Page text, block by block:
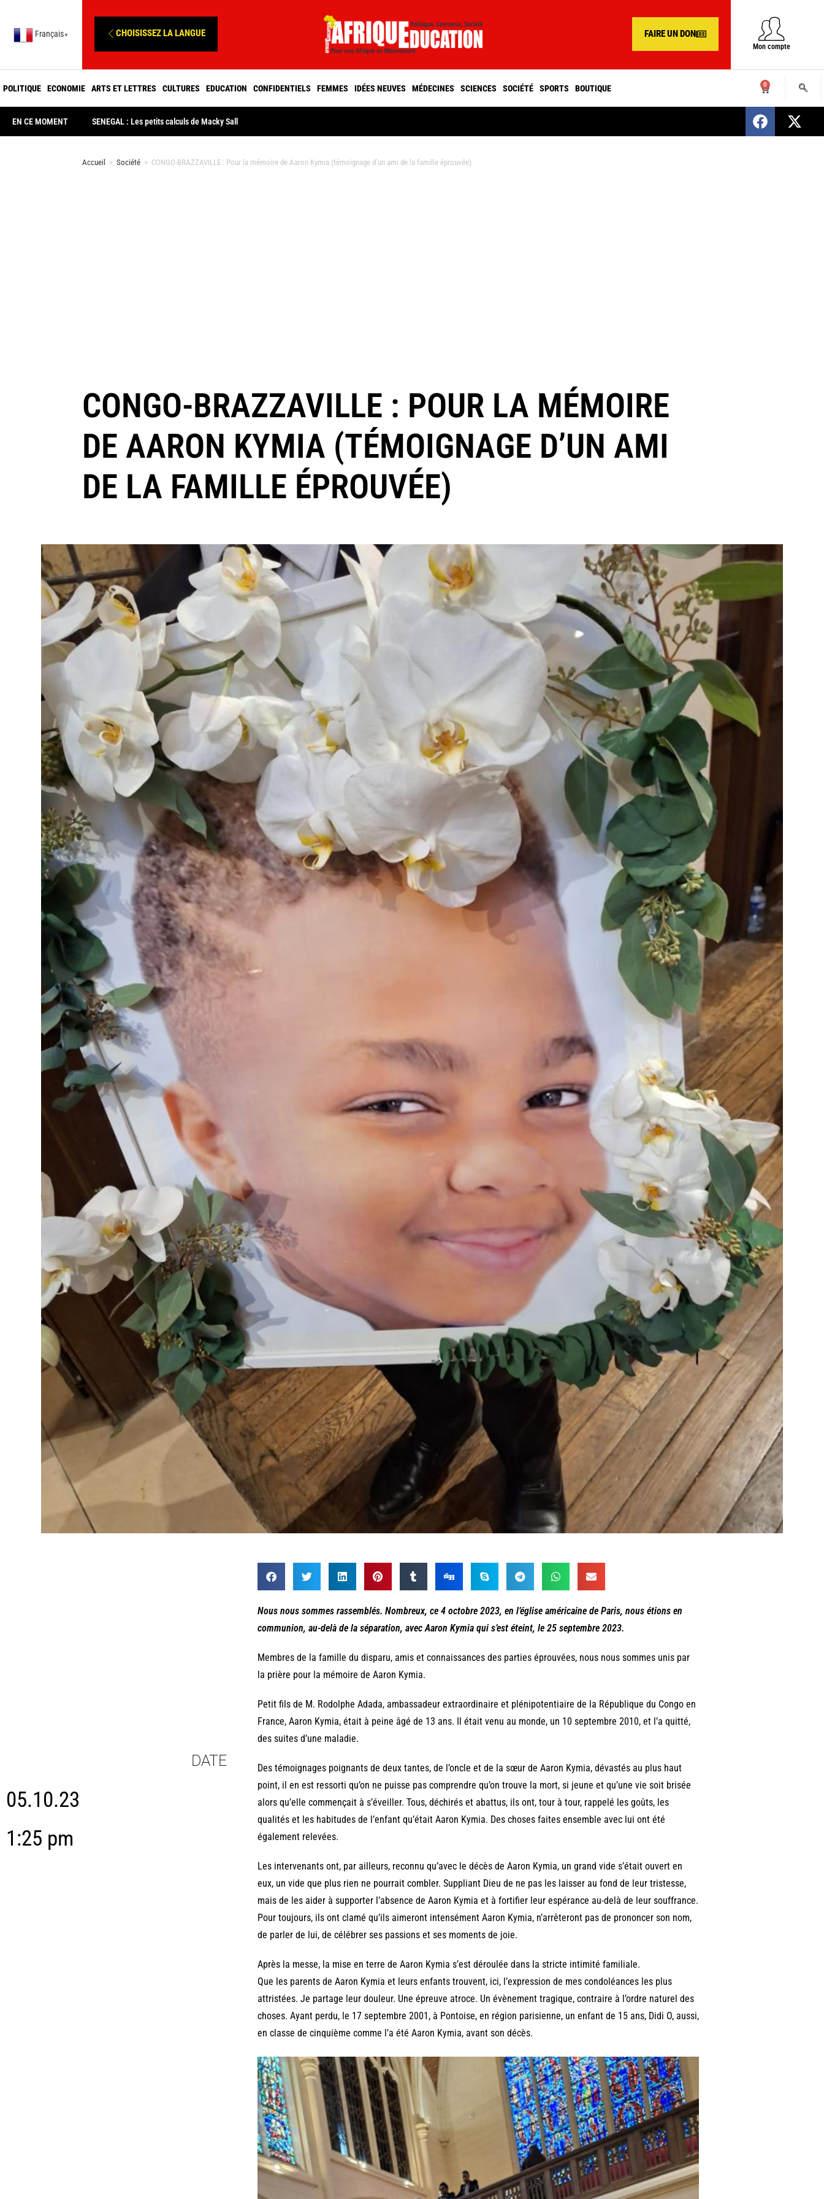
Français ▼ CHOISISSEZ LA LANGUE FAIRE UN DON
Mon compte
POLITIQUE ECONOMIE ARTS ET LETTRES CULTURES EDUCATION CONFIDENTIELS FEMMES IDÉES NEUVES MÉDECINES SCIENCES SOCIÉTÉ SPORTS BOUTIQUE 0
EN CE MOMENT SENEGAL : Les petits calculs de Macky Sall SENEGAL : Nomination d’un nouveau
Accueil > Société > CONGO-BRAZZAVILLE : Pour la mémoire de Aaron Kymia (témoignage d’un ami de la famille éprouvée)
CONGO-BRAZZAVILLE : POUR LA MÉMOIRE
DE AARON KYMIA (TÉMOIGNAGE D’UN AMI
DE LA FAMILLE ÉPROUVÉE)
DATE
05.10.23
1:25 pm
Nous nous sommes rassemblés. Nombreux, ce 4 octobre 2023, en l’église américaine de Paris, nous étions en
communion, au-delà de la séparation, avec Aaron Kymia qui s’est éteint, le 25 septembre 2023.
Membres de la famille du disparu, amis et connaissances des parties éprouvées, nous nous sommes unis par
la prière pour la mémoire de Aaron Kymia.
Petit fils de M. Rodolphe Adada, ambassadeur extraordinaire et plénipotentiaire de la République du Congo en
France, Aaron Kymia, était à peine âgé de 13 ans. Il était venu au monde, un 10 septembre 2010, et l’a quitté,
des suites d’une maladie.
Des témoignages poignants de deux tantes, de l’oncle et de la sœur de Aaron Kymia, dévastés au plus haut
point, il en est ressorti qu’on ne puisse pas comprendre qu’on trouve la mort, si jeune et qu’une vie soit brisée
alors qu’elle commençait à s’éveiller. Tous, déchirés et abattus, ils ont, tour à tour, rappelé les goûts, les
qualités et les habitudes de l’enfant qu’était Aaron Kymia. Des choses faites ensemble avec lui ont été
également relevées.
Les intervenants ont, par ailleurs, reconnu qu’avec le décès de Aaron Kymia, un grand vide s’était ouvert en
eux, un vide que plus rien ne pourrait combler. Suppliant Dieu de ne pas les laisser au fond de leur tristesse,
mais de les aider à supporter l’absence de Aaron Kymia et à fortifier leur espérance au-delà de leur souffrance.
Pour toujours, ils ont clamé qu’ils aimeront intensément Aaron Kymia, n’arrêteront pas de prononcer son nom,
de parler de lui, de célébrer ses passions et ses moments de joie.
Après la messe, la mise en terre de Aaron Kymia s’est déroulée dans la stricte intimité familiale.
Que les parents de Aaron Kymia et leurs enfants trouvent, ici, l’expression de mes condoléances les plus
attristées. Je partage leur douleur. Une épreuve atroce. Un évènement tragique, contraire à l’ordre naturel des
choses. Ayant perdu, le 17 septembre 2001, à Pontoise, en région parisienne, un enfant de 15 ans, Didi O, aussi,
en classe de cinquième comme l’a été Aaron Kymia, avant son décès.